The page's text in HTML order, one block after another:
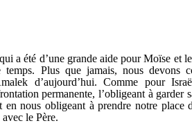
qui a été d’une grande aide pour Moïse et
temps. Plus que jamais, nous devons
d’aujourd’hui. Comme pour
permanente, l’obligeant à garder
en nous obligeant à prendre notre place
le Père.